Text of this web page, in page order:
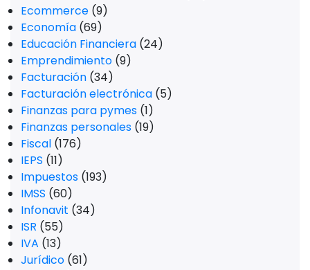
Ecommerce (9)
Economía (69)
Educación Financiera (24)
Emprendimiento (9)
Facturación (34)
Facturación electrónica (5)
Finanzas para pymes (1)
Finanzas personales (19)
Fiscal (176)
IEPS (11)
Impuestos (193)
IMSS (60)
Infonavit (34)
ISR (55)
IVA (13)
Jurídico (61)